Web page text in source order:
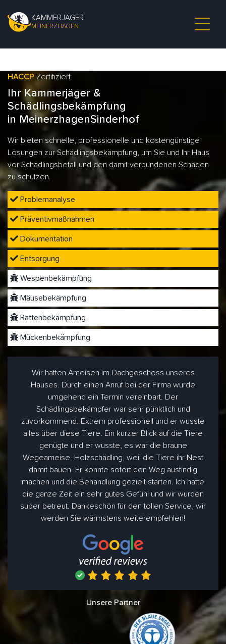
KAMMERJÄGER
MEINERZHAGEN
HACCP Zertifiziert
Ihr Kammerjäger &
Schädlingsbekämpfung
in MeinerzhagenSinderhof
Wir bieten schnelle, professionelle und kostengünstige
Lösungen zur Schädlingsbekämpfung, um Sie und Ihr Haus
vor Schädlingsbefall und den damit verbundenen Schäden
zu schützen.
Problemanalyse
Präventivmaßnahmen
Dokumentation
Entsorgung
Wespenbekämpfung
Mäusebekämpfung
Rattenbekämpfung
Mückenbekämpfung
Wir hatten Ameisen im Dachgeschoss unseres
Hauses. Durch einen Anruf bei der Firma wurde
umgehend ein Termin vereinbart. Der
Schädlingsbekämpfer war sehr pünktlich und
zuvorkommend. Extrem professionell und er wusste
alles über diese Tiere. Ein kurzer Blick auf die Tiere
genügte und er wusste, es war die braune
Wegeameise. Holzschädling, weil die Tiere ihr Nest
damit bauen. Er konnte sofort den Weg ausfindig
machen und die Behandlung gezielt starten. Ich hatte
die ganze Zeit ein sehr gutes Gefühl und wir wurden
super betreut. Dankeschön für den tollen Service, wir
werden Sie wärmstens weiterempfehlen!
Unsere Partner